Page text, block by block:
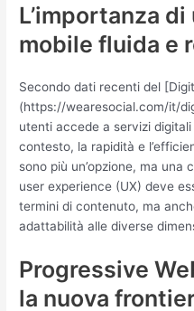
L’importanza
mobile fluida e
Secondo dati recenti del
(https://wearesocial.com/it/
utenti accede a servizi
contesto, la rapidità e
sono più un’opzione, ma una
user experience (UX) deve
termini di contenuto, ma
adattabilità alle diverse
Progressive
la nuova